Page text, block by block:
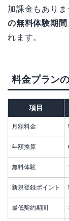
加課金もあり
の無料体験期間
れます。
料金プラン
項目
月額料金
年額換算
無料体験
新規登録ポイント
最低契約期間